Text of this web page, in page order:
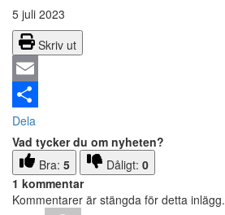
5 juli 2023
Skriv ut
Email
Dela
Vad tycker du om nyheten?
Bra: 5 Dåligt: 0
1 kommentar
Kommentarer är stängda för detta inlägg.